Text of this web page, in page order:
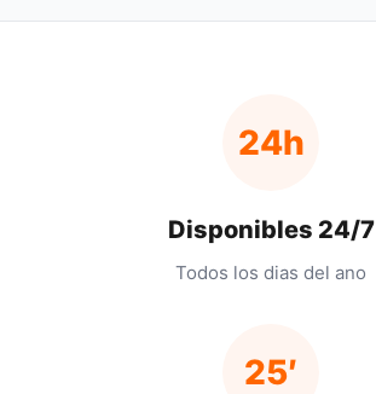
24h
Disponibles 24/7
Todos los dias del ano
25′